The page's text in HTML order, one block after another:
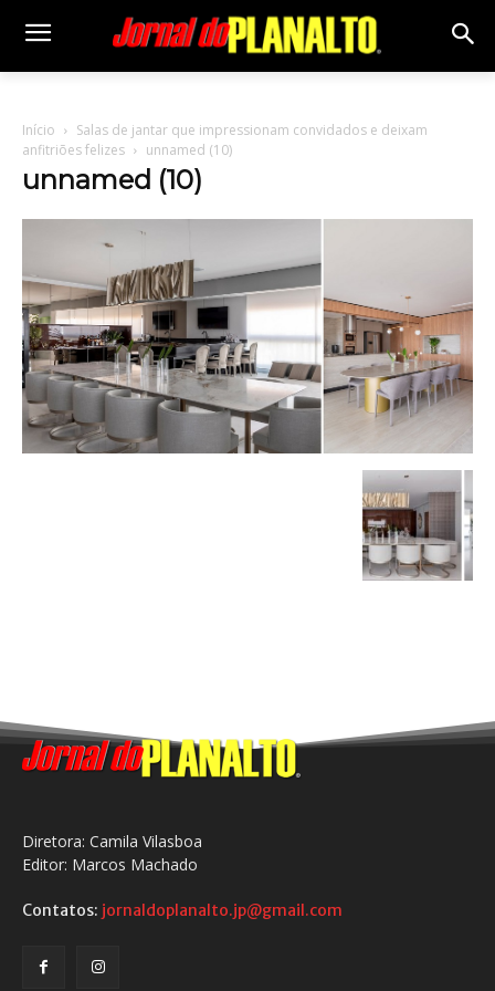
Início
Salas de jantar que impressionam convidados e deixam
anfitriões felizes
unnamed (10)
unnamed (10)
Diretora: Camila Vilasboa
Editor: Marcos Machado
Contatos: jornaldoplanalto.jp@gmail.com